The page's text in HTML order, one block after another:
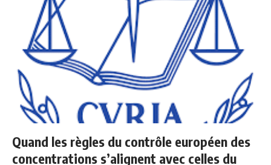
Quand les règles du contrôle européen des
concentrations s’alignent avec celles du